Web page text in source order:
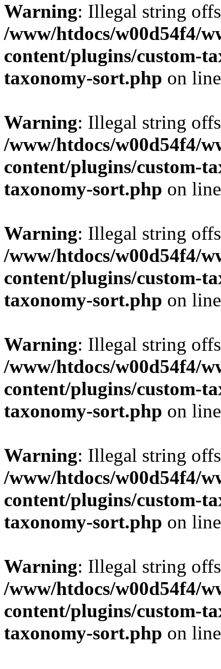
Warning: Illegal string
/www/htdocs/w00d54f4/
content/plugins/custom-
taxonomy-sort.php on
Warning: Illegal string
/www/htdocs/w00d54f4/
content/plugins/custom-
taxonomy-sort.php on
Warning: Illegal string
/www/htdocs/w00d54f4/
content/plugins/custom-
taxonomy-sort.php on
Warning: Illegal string
/www/htdocs/w00d54f4/
content/plugins/custom-
taxonomy-sort.php on
Warning: Illegal string
/www/htdocs/w00d54f4/
content/plugins/custom-
taxonomy-sort.php on
Warning: Illegal string
/www/htdocs/w00d54f4/
content/plugins/custom-
taxonomy-sort.php on